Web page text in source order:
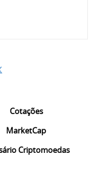
Cotações
MarketCap
Criptomoedas